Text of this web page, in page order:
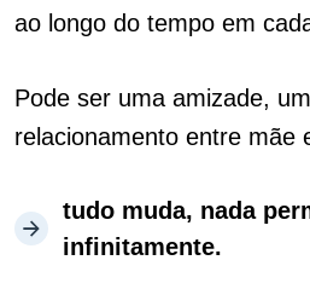
ao longo do tempo em
Pode ser uma amizade,
relacionamento entre mãe
tudo muda, nada
infinitamente.